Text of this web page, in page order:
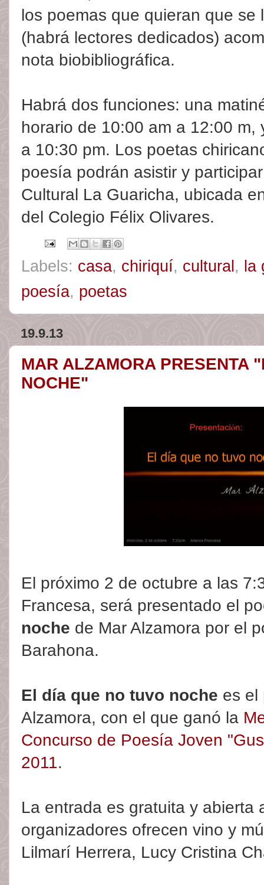
los poemas que quieran que se
(habrá lectores dedicados)
nota biobibliográfica.
Habrá dos funciones: una
horario de 10:00 am a 12:00
a 10:30 pm. Los poetas
poesía podrán asistir y
Cultural La Guaricha, ubicada
del Colegio Félix Olivares.
Labels: casa, chiriquí, cultural , la
poesía, poetas
19.9.13
MAR ALZAMORA PRESENTA
NOCHE"
El próximo 2 de octubre a las
Francesa, será presentado el
noche de Mar Alzamora por el
Barahona.
El día que no tuvo noche es el
Alzamora, con el que ganó la
Concurso de Poesía Joven
2011.
La entrada es gratuita y abierta
organizadores ofrecen vino y
Lilmarí Herrera, Lucy Cristina